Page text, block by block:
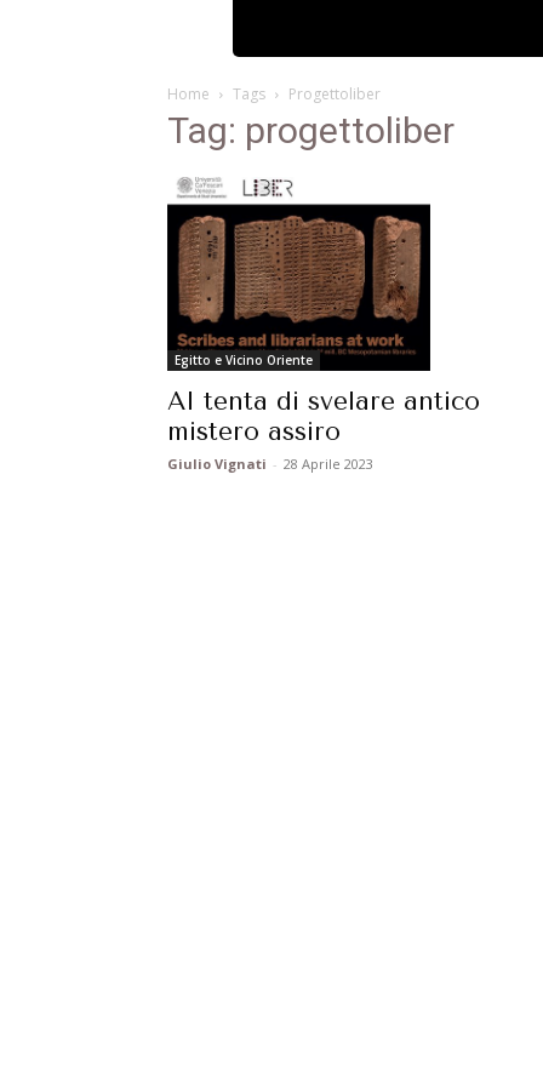
Home Tags Progettoliber
Tag: progettoliber
Egitto e Vicino Oriente
AI tenta di svelare antico
mistero assiro
Giulio Vignati - 28 Aprile 2023